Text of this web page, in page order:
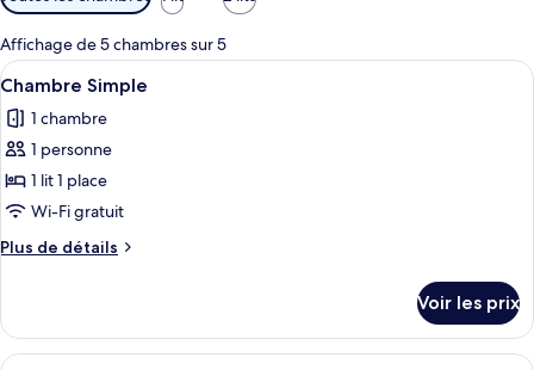
disponibles
pour
les
chambres
Affichage de 5 chambres sur 5
Afficher
toutes
les
photos
pour
ce
type
de
Chambre
Simple
Chambre Simple | Bureau, fer et
8
Chambre Simple
1 chambre
1 personne
1 lit 1 place
Wi-Fi gratuit
Plus de détails
Plus
le
type
Voir les prix
Bureau, fer et planche à repasser,